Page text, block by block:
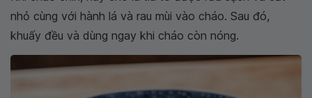
nhỏ cùng với hành lá và rau mùi vào cháo. Sau đó,
khuấy đều và dùng ngay khi cháo còn nóng.